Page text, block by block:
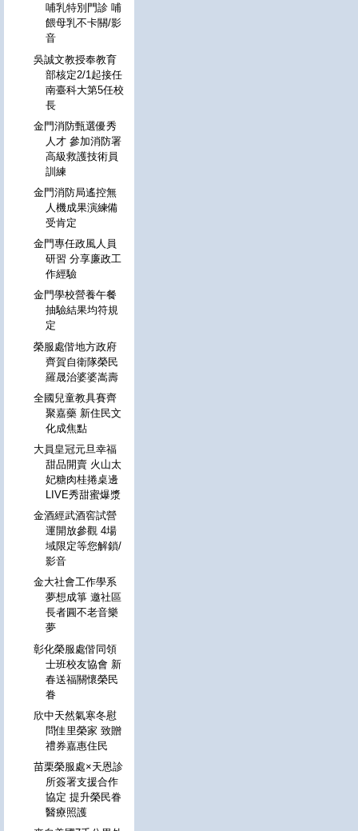
哺乳特別門診 哺
餵母乳不卡關/影
音
吳誠文教授奉教育
部核定2/1起接任
南臺科大第5任校
長
金門消防甄選優秀
人才 參加消防署
高級救護技術員
訓練
金門消防局遙控無
人機成果演練備
受肯定
金門專任政風人員
研習 分享廉政工
作經驗
金門學校營養午餐
抽驗結果均符規
定
榮服處偕地方政府
齊賀自衛隊榮民
羅晟治婆婆嵩壽
全國兒童教具賽齊
聚嘉藥 新住民文
化成焦點
大員皇冠元旦幸福
甜品開賣 火山太
妃糖肉桂捲桌邊
LIVE秀甜蜜爆漿
金酒經武酒窖試營
運開放參觀 4場
域限定等您解鎖/
影音
金大社會工作學系
夢想成箏 邀社區
長者圓不老音樂
夢
彰化榮服處偕同領
士班校友協會 新
春送福關懷榮民
眷
欣中天然氣寒冬慰
問佳里榮家 致贈
禮券嘉惠住民
苗栗榮服處×天恩診
所簽署支援合作
協定 提升榮民眷
醫療照護